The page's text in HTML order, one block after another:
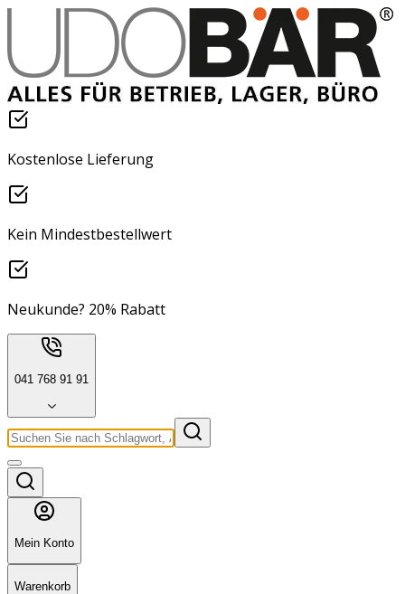
Kostenlose Lieferung
Kein Mindestbestellwert
Neukunde? 20% Rabatt
041 768 91 91
Mein Konto
Warenkorb